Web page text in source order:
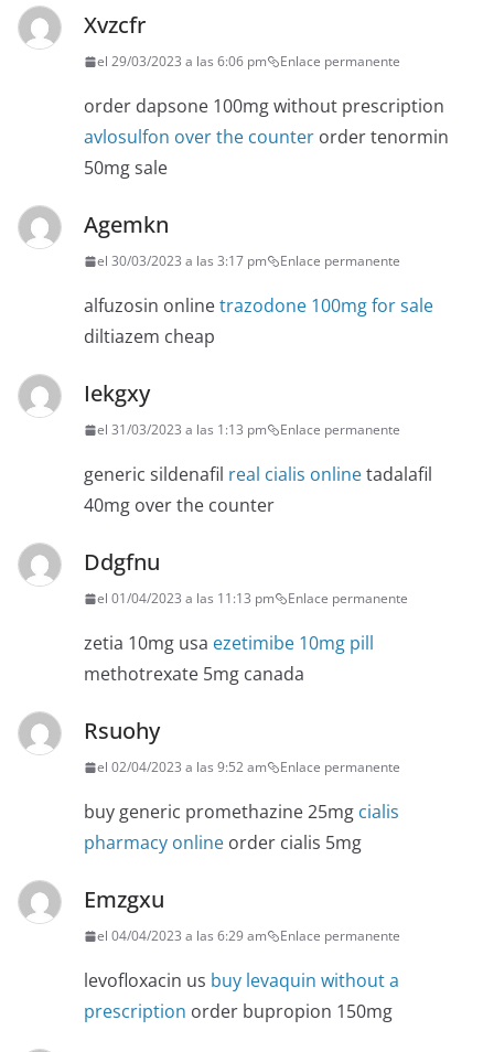
Xvzcfr
el 29/03/2023 a las 6:06 pm Enlace permanente
order dapsone 100mg without prescription
avlosulfon over the counter order tenormin
50mg sale
Agemkn
el 30/03/2023 a las 3:17 pm Enlace permanente
alfuzosin onlinetrazodone 100mg for sale
diltiazem cheap
Iekgxy
el 31/03/2023 a las 1:13 pm Enlace permanente
generic sildenafil real cialis onlinetadalafil
40mg over the counter
Ddgfnu
el 01/04/2023 a las 11:13 pm Enlace permanente
zetia 10mg usa ezetimibe 10mg pill
methotrexate 5mg canada
Rsuohy
el 02/04/2023 a las 9:52 am Enlace permanente
buy generic promethazine 25mg cialis
pharmacy online order cialis 5mg
Emzgxu
el 04/04/2023 a las 6:29 am Enlace permanente
levofloxacin us buy levaquin without a
prescription order bupropion 150mg